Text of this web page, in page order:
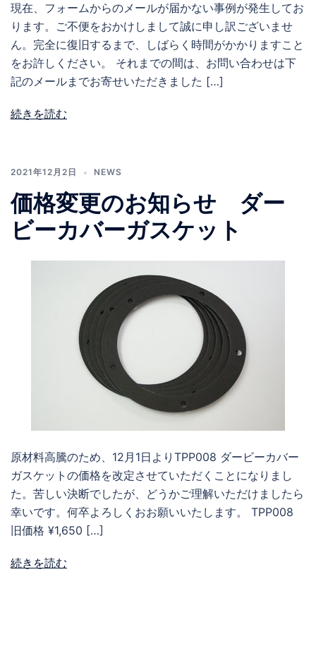
現在、フォームからのメールが届かない事例が発生してお
ります。ご不便をおかけしまして誠に申し訳ございませ
ん。完全に復旧するまで、しばらく時間がかかりますこと
をお許しください。 それまでの間は、お問い合わせは下
記のメールまでお寄せいただきました […]
続きを読む
2021年12月2日 NEWS
価格変更のお知らせ ダー
ビーカバーガスケット
原材料高騰のため、12月1日よりTPP008 ダービーカバー
ガスケットの価格を改定させていただくことになりまし
た。苦しい決断でしたが、どうかご理解いただけましたら
幸いです。何卒よろしくおお願いいたします。 TPP008
旧価格 ¥1,650 […]
続きを読む